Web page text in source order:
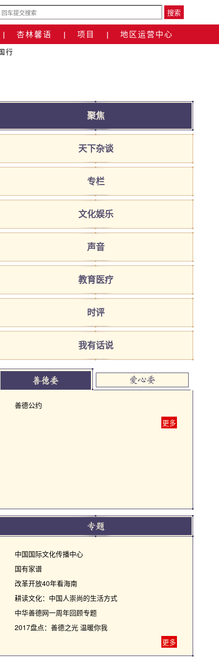
搜索
| 杏林馨语 | 项目 | 地区运营中心
行
聚焦
天下杂谈
专栏
文化娱乐
声音
教育医疗
时评
我有话说
善德公约
更多
中国国际文化传播中心
国有家谱
改革开放40年看海南
耕读文化：中国人崇尚的生活方式
中华善德网一周年回顾专题
2017盘点：善德之光 温暖你我
更多